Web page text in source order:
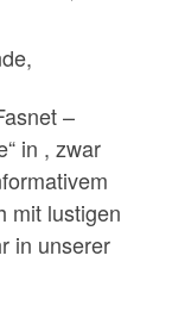
–
in , zwar
mit lustigen
in unserer